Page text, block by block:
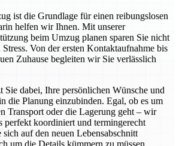
ist die Grundlage für einen reibungslosen
helfen wir Ihnen. Mit unserer
beim Umzug planen sparen Sie nicht
Von der ersten Kontaktaufnahme bis
Zuhause begleiten wir Sie verlässlich
Sie dabei, Ihre persönlichen Wünsche und
die Planung einzubinden. Egal, ob es um
Transport oder die Lagerung geht – wir
perfekt koordiniert und termingerecht
auf den neuen Lebensabschnitt